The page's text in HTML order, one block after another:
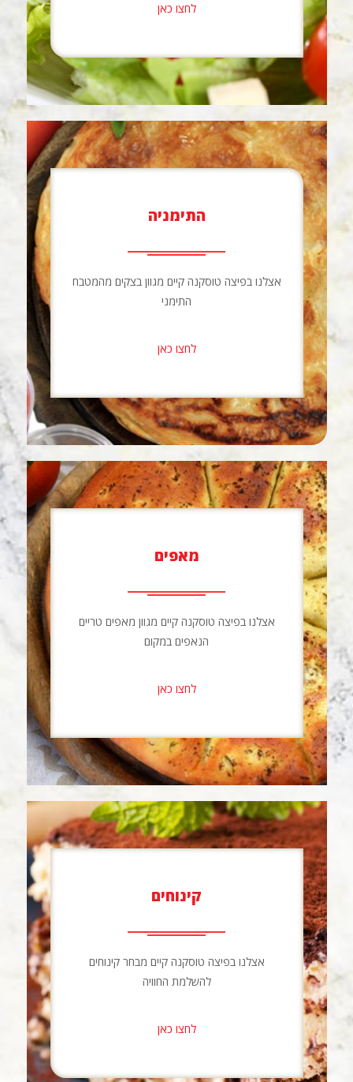
לחצו כאן
התימניה
אצלנו בפיצה טוסקנה קיים מגוון בצקים מהמטבח
התימני
לחצו כאן
מאפים
אצלנו בפיצה טוסקנה קיים מגוון מאפים טריים
הנאפים במקום
לחצו כאן
קינוחים
אצלנו בפיצה טוסקנה קיים מבחר קינוחים
להשלמת החוויה
לחצו כאן